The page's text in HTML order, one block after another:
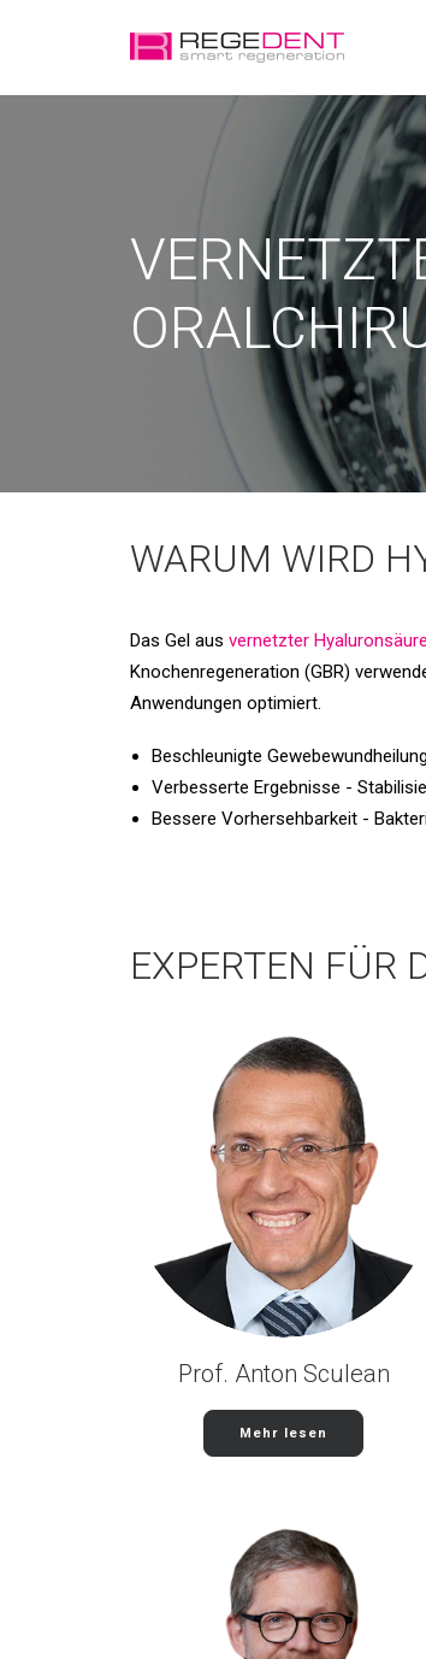
WARUM WIRD
Das Gel aus vernetzter
Knochenregeneration (GBR)
Anwendungen optimiert.
Beschleunigte
Verbesserte Ergebnisse -
Bessere Vorhersehbarkeit -
EXPERTEN FÜR
Prof. Anton Sculean
Mehr lesen